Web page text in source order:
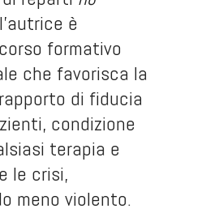
è
formativo
che favorisca la
di fiducia
condizione
terapia e
le crisi,
meno violento.